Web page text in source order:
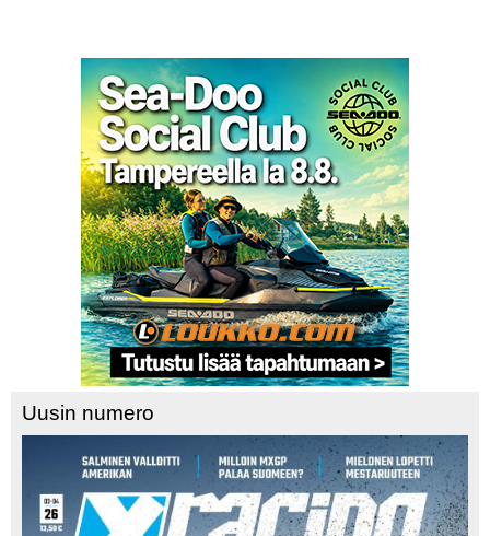
Uusin numero